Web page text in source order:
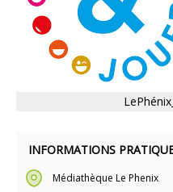
INFORMATIONS
Médiathèque Le Phenix